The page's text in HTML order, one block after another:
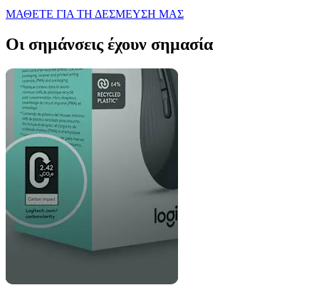
ΜΑΘΕΤΕ ΓΙΑ ΤΗ ΔΕΣΜΕΥΣΗ ΜΑΣ
Οι σημάνσεις έχουν σημασία